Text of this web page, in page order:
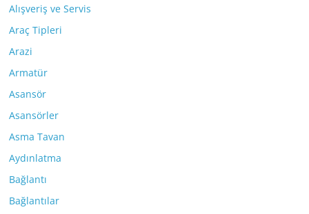
Alışveriş ve Servis
Araç Tipleri
Arazi
Armatür
Asansör
Asansörler
Asma Tavan
Aydınlatma
Bağlantı
Bağlantılar